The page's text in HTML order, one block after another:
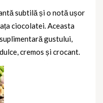
subtilă și o notă ușor
ciocolatei. Aceasta
gustului,
cremos și crocant.